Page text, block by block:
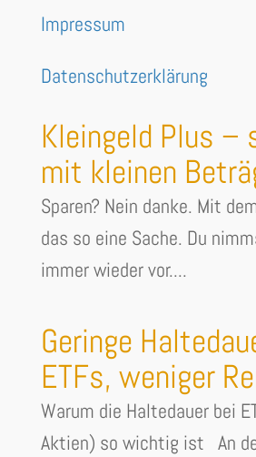
Impressum
Datenschutzerklärung
Kleingeld Plus –
mit kleinen
Sparen? Nein danke. Mit
das so eine Sache. Du
immer wieder vor....
Geringe
ETFs, weniger
Warum die Haltedauer bei
Aktien) so wichtig ist An